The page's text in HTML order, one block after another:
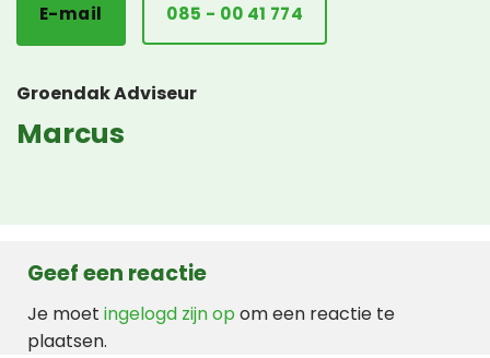
E-mail 085 - 00 41 774
Groendak Adviseur
Marcus
Geef een reactie
Je moet ingelogd zijn op om een reactie te
plaatsen.